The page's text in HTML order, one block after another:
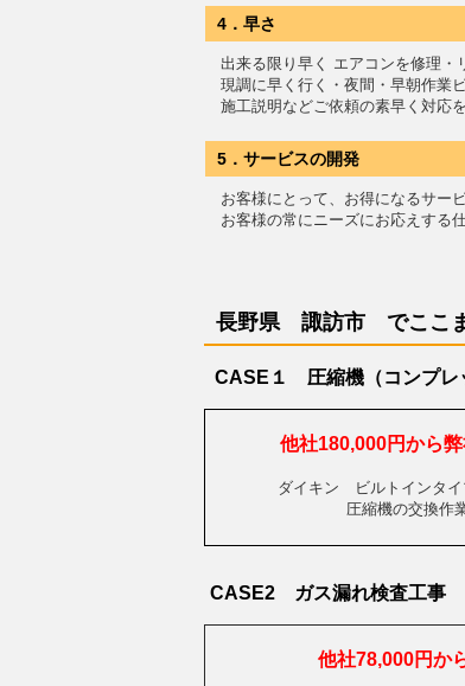
4．早さ
出来る限り早く エアコンを修理・
現調に早く行く・夜間・早朝作業
施工説明などご依頼の素早く対応
5．サービスの開発
お客様にとって、お得になるサー
お客様の常にニーズにお応えする
長野県 諏訪市 でここ
CASE１ 圧縮機（コンプレ
他社180,000円から
ダイキン ビルトインタイ
圧縮機の交換作
CASE2 ガス漏れ検査工事
他社78,000円か